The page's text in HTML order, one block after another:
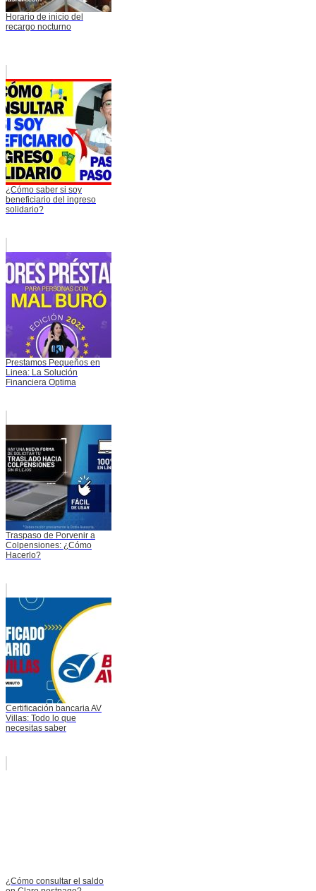
Horario de inicio del
recargo nocturno
¿Cómo saber si soy
beneficiario del ingreso
solidario?
Prestamos Pequeños en
Linea: La Solución
Financiera Optima
Traspaso de Porvenir a
Colpensiones: ¿Cómo
Hacerlo?
Certificación bancaria AV
Villas: Todo lo que
necesitas saber
¿Cómo consultar el saldo